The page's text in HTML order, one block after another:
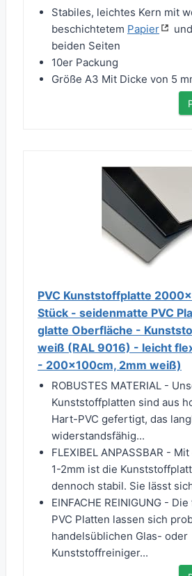
Stabiles, leichtes Kern mit
beschichtetem Papier
beiden Seiten
10er Packung
Größe A3 Mit Dicke von 5
PVC Kunststoffplatte
Stück - seidenmatte PVC
glatte Oberfläche -
weiß (RAL 9016) - leicht
- 200x100cm, 2mm weiß)
ROBUSTES MATERIAL -
Kunststoffplatten sind aus
Hart-PVC gefertigt, das
widerstandsfähig...
FLEXIBEL ANPASSBAR -
1-2mm ist die
dennoch stabil. Sie lässt
EINFACHE REINIGUNG -
PVC Platten lassen sich
handelsüblichen Glas- oder
Kunststoffreiniger...